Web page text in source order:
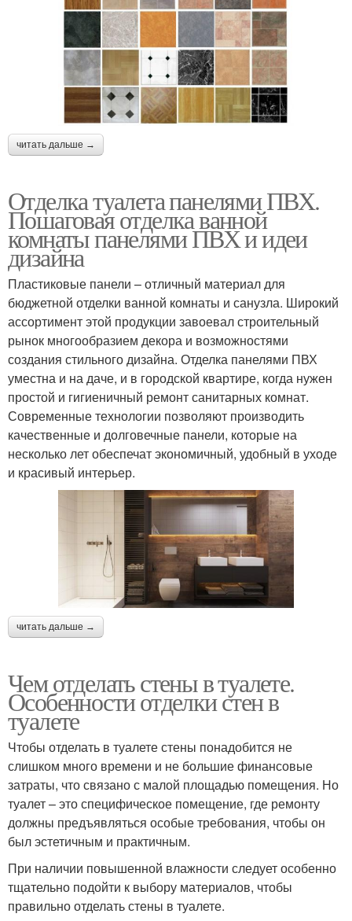
читать дальше →
Отделка туалета панелями ПВХ.
Пошаговая отделка ванной
комнаты панелями ПВХ и идеи
дизайна
Пластиковые панели – отличный материал для
бюджетной отделки ванной комнаты и санузла. Широкий
ассортимент этой продукции завоевал строительный
рынок многообразием декора и возможностями
создания стильного дизайна. Отделка панелями ПВХ
уместна и на даче, и в городской квартире, когда нужен
простой и гигиеничный ремонт санитарных комнат.
Современные технологии позволяют производить
качественные и долговечные панели, которые на
несколько лет обеспечат экономичный, удобный в уходе
и красивый интерьер.
читать дальше →
Чем отделать стены в туалете.
Особенности отделки стен в
туалете
Чтобы отделать в туалете стены понадобится не
слишком много времени и не большие финансовые
затраты, что связано с малой площадью помещения. Но
туалет – это специфическое помещение, где ремонту
должны предъявляться особые требования, чтобы он
был эстетичным и практичным.
При наличии повышенной влажности следует особенно
тщательно подойти к выбору материалов, чтобы
правильно отделать стены в туалете.